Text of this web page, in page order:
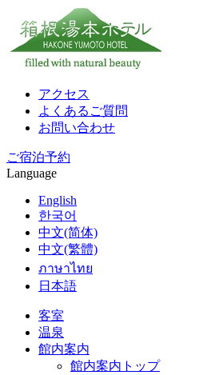
アクセス
よくあるご質問
お問い合わせ
ご宿泊予約
Language
English
한국어
中文(简体)
中文(繁體)
ภาษาไทย
日本語
客室
温泉
館内案内
館内案内トップ